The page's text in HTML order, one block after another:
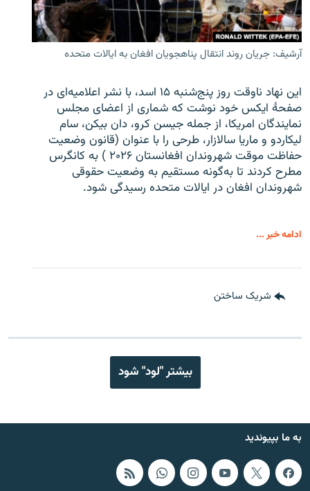
آرشیف: جریان روند انتقال پناهجویان افغان به ایالات متحده
این نهاد ناوقت روز پنج‌شنبه ۱۵ اسد، با نشر اعلامیه‌ای در
صفحۀ ایکس خود نوشت که شماری از اعضای مجلس
نمایندگان امریکا، از جمله جیسن کرو، دان بیکن، سام
لیکاردو و ماریا سالازار، طرحی را با عنوان (قانون وضعیت
حفاظت موقت شهروندان افغانستان ۲۰۲۶ ) به کانگرس
مطرح کردند تا به‌گونه مستقیم به وضعیت حقوقی
شهروندان افغان در ایالات متحده رسیدگی شود.
ادامه خبر ...
شریک ساختن
بیشتر "لود" شود
به ما بپیوندید